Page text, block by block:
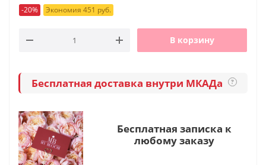
-20% Экономия 451 руб.
В корзину
Бесплатная доставка внутри МКАДа ?
Бесплатная записка к
любому заказу